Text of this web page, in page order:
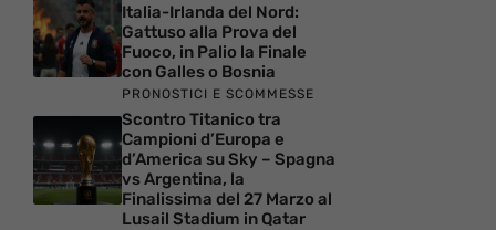
Italia-Irlanda del Nord:
Gattuso alla Prova del
Fuoco, in Palio la Finale
con Galles o Bosnia
PRONOSTICI E SCOMMESSE
Scontro Titanico tra
Campioni d’Europa e
d’America su Sky – Spagna
vs Argentina, la
Finalissima del 27 Marzo al
Lusail Stadium in Qatar